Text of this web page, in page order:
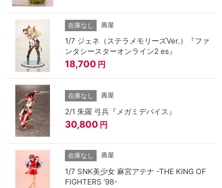
在庫なし 壽屋
1/7 ジェネ（ステラメモリーズVer.）『ファ
ンタシースターオンライン2 es』
18,700 円
在庫なし 壽屋
2/1 朱羅 弓兵『メガミデバイス』
30,800 円
在庫なし 壽屋
1/7 SNK美少女 麻宮アテナ -THE KING OF
FIGHTERS ’98-